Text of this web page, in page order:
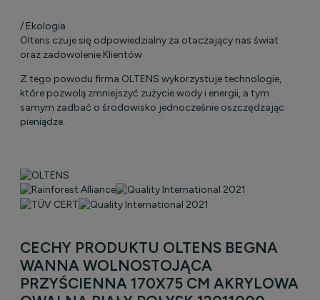
/ Ekologia
Oltens czuje się odpowiedzialny za otaczający nas świat
oraz zadowolenie Klientów
Z tego powodu firma OLTENS wykorzystuje technologie,
które pozwolą zmniejszyć zużycie wody i energii, a tym
samym zadbać o środowisko jednocześnie oszczędzając
pieniądze.
CECHY PRODUKTU OLTENS BEGNA
WANNA WOLNOSTOJĄCA
PRZYŚCIENNA 170X75 CM AKRYLOWA